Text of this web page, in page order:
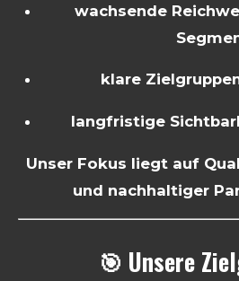
wachsende
klare
langfristige
Unser Fokus liegt auf
und nachhaltiger
🎯 Unsere